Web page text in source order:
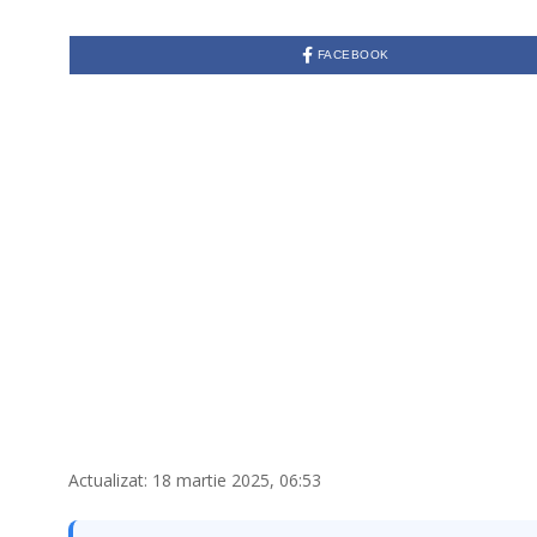
FACEBOOK
Actualizat: 18 martie 2025, 06:53